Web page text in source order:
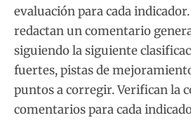
evaluación para cada
redactan un comentario
siguiendo la siguiente
fuertes, pistas de
puntos a corregir. Verifican la
comentarios para cada